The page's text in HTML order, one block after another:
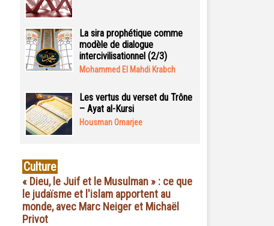
La sira prophétique comme
modèle de dialogue
intercivilisationnel (2/3)
Mohammed El Mahdi Krabch
Les vertus du verset du Trône
– Ayat al-Kursi
Housman Omarjee
Culture
« Dieu, le Juif et le Musulman » : ce que
le judaïsme et l'islam apportent au
monde, avec Marc Neiger et Michaël
Privot